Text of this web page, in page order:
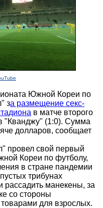
Южной Кореи по
за размещение секс-
в матче второго
"Кванджу" (1:0). Сумма
долларов, сообщает
провел свой первый
Кореи по футболу,
в стране пандемии
трибунах
рассадить манекены, за
со стороны
для взрослых.